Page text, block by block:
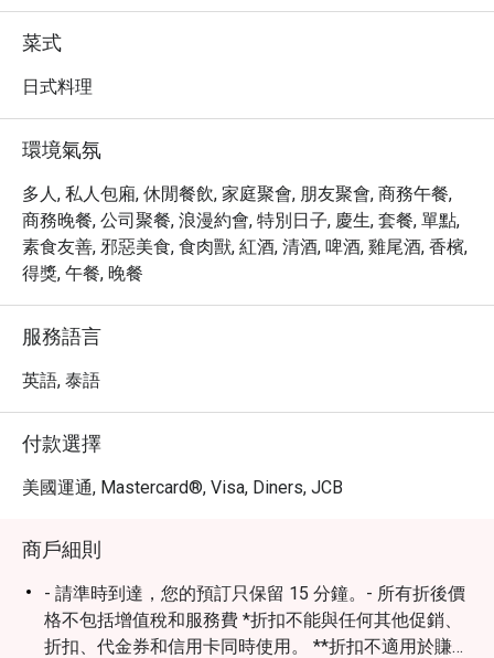
理而備受讚譽。每一道菜餚皆由經驗豐富的主廚在您眼前
現煎，提供視覺與味覺的雙重享受。無論是您尋求精緻午
餐、浪漫晚餐，或是慶祝特殊時刻，Nami 都能滿足您對高
・透過 Eatigo 預訂 Nami Teppanyaki Steakhouse @ JW
Marriott Bangkok，即可享有獨家優惠，最高可享 5 折折
扣！立即預訂，盡享物超所值的頂級鐵板燒體驗。
菜式
日式料理
環境氣氛
多人, 私人包廂, 休閒餐飲, 家庭聚會, 朋友聚會, 商務午餐,
商務晚餐, 公司聚餐, 浪漫約會, 特別日子, 慶生, 套餐, 單點,
素食友善, 邪惡美食, 食肉獸, 紅酒, 清酒, 啤酒, 雞尾酒, 香檳,
得獎, 午餐, 晚餐
服務語言
英語, 泰語
付款選擇
美國運通, Mastercard®, Visa, Diners, JCB
商戶細則
- 請準時到達，您的預訂只保留 15 分鐘。- 所有折後價
格不包括增值稅和服務費 *折扣不能與任何其他促銷、
折扣、代金券和信用卡同時使用。 **折扣不適用於賺取